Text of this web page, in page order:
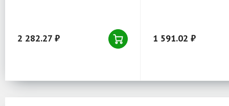
2 282.27 ₽ 1 591.02 ₽